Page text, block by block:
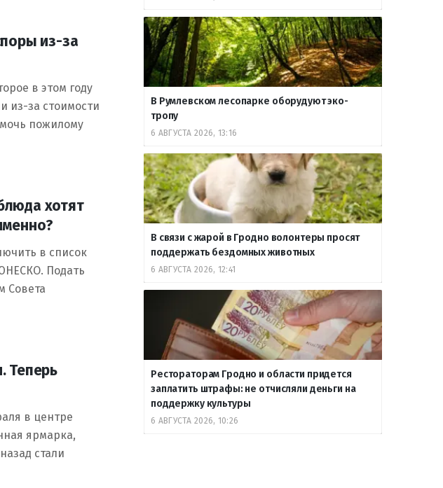
из-за
в этом году
из-за стоимости
пожилому
хотят
в список
Подать
Совета
Теперь
в центре
ярмарка,
стали
В Румлевском лесопарке оборудуют эко-
тропу
6 АВГУСТА 2026, 13:16
В связи с жарой в Гродно волонтеры просят
поддержать бездомных животных
6 АВГУСТА 2026, 12:41
Рестораторам Гродно и области придется
заплатить штрафы: не отчисляли деньги на
поддержку культуры
6 АВГУСТА 2026, 10:26